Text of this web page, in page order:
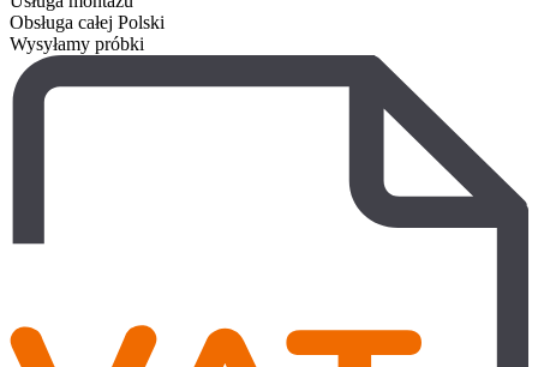
Obsługa całej Polski
Wysyłamy próbki